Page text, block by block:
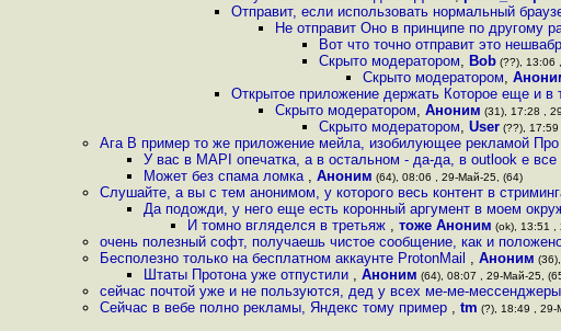
Отправит, если использовать нормальный
Не отправит Оно в принципе по другому
Вот что точно отправит это
Скрыто модератором, Bob (??), 13:06
Скрыто модератором,
Открытое приложение держать Которое еще и в
Скрыто модератором, Аноним (31), 17:28 ,
Скрыто модератором, User (??),
Ага В пример то же приложение мейла, изобилующее рекламой
У вас в MAPI опечатка, а в остальном - да-да, в outlook е все
Может без спама ломка , Аноним (64), 08:06 , 29-Май-25, (64)
Слушайте, а вы с тем анонимом, у которого весь контент в
Да подожди, у него еще есть коронный аргумент в моем
И томно вгляделся в третьяж , тоже Аноним (ok), 13:51 ,
очень полезный софт, получаешь чистое сообщение, как и
Бесполезно только на бесплатном аккаунте ProtonMail , Аноним
Штаты Протона уже отпустили , Аноним (64), 08:07 , 29-Май-25,
сейчас почтой уже и не пользуются, дед у всех ме-ме-мессенджеры
Сейчас в вебе полно рекламы, Яндекс тому пример , tm (?), 18:49 , 29-